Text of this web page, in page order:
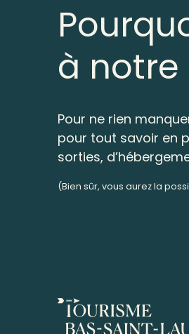
à
Pour ne rien
pour tout savoir en
sorties,
(Bien sûr, vous aurez la